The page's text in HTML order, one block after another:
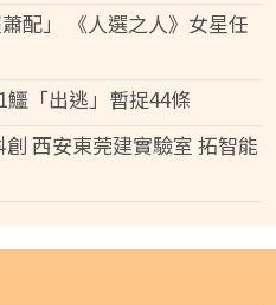
配」 《人選之人》女星任
「出逃」暫捉44條
西安東莞建實驗室 拓智能